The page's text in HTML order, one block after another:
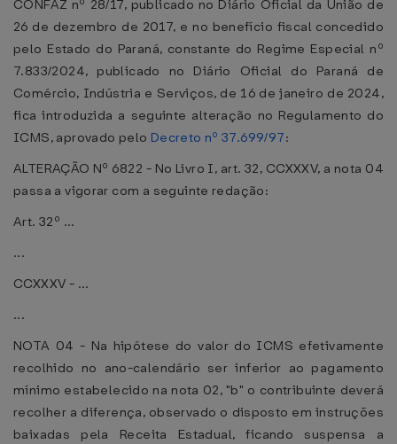
CONFAZ nº 28/17, publicado no Diário Oficial da União de
26 de dezembro de 2017, e no benefício fiscal concedido
pelo Estado do Paraná, constante do Regime Especial nº
7.833/2024, publicado no Diário Oficial do Paraná de
Comércio, Indústria e Serviços, de 16 de janeiro de 2024,
fica introduzida a seguinte alteração no Regulamento do
ICMS, aprovado pelo Decreto nº 37.699/97:
ALTERAÇÃO Nº 6822 - No Livro I, art. 32, CCXXXV, a nota 04
passa a vigorar com a seguinte redação:
Art. 32º ...
...
CCXXXV - ...
...
NOTA 04 - Na hipótese do valor do ICMS efetivamente
recolhido no ano-calendário ser inferior ao pagamento
mínimo estabelecido na nota 02, "b" o contribuinte deverá
recolher a diferença, observado o disposto em instruções
baixadas pela Receita Estadual, ficando suspensa a